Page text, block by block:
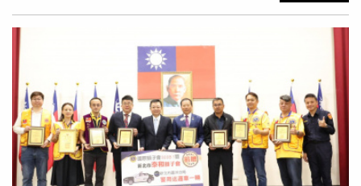
資生意不如預期，傳出黃男、洪女在2日深夜傳訊息給火鍋
店幹部，坦承因投資失利，人已不在國內。消息曝光後，不
少投資人趕忙衝到火鍋店找人，讓店員嚇得報警處理。目前
受害人成立自救會，陸續向警方報案。有受害人透露，投入
金額從數十萬元到數千萬元不等，已有339名受害人出面，
並有45名重度受害者另組群組，研議後續法律行動。針對此
案，大雅警分局表示，已接獲民眾報案，經追查發現，案件
涉及龐大投資糾紛且疑有不法情事，主動報請台中地檢署檢
察官指揮偵辦，將清查統計被害人數、詳細金額及相關事